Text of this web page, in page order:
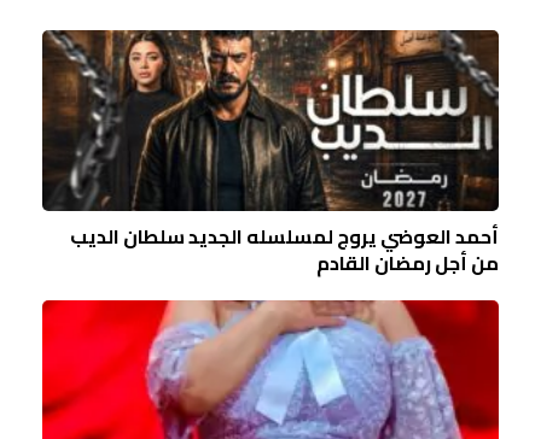
أحمد العوضي يروج لمسلسله الجديد سلطان الديب
من أجل رمضان القادم